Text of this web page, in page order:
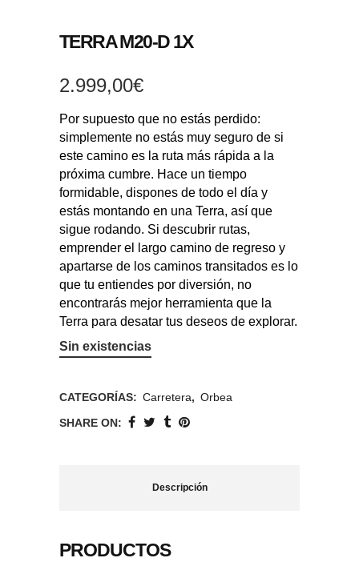
TERRA M20-D 1X
2.999,00€
Por supuesto que no estás perdido:
simplemente no estás muy seguro de si
este camino es la ruta más rápida a la
próxima cumbre. Hace un tiempo
formidable, dispones de todo el día y
estás montando en una Terra, así que
sigue rodando. Si descubrir rutas,
emprender el largo camino de regreso y
apartarse de los caminos transitados es lo
que tu entiendes por diversión, no
encontrarás mejor herramienta que la
Terra para desatar tus deseos de explorar.
Sin existencias
CATEGORÍAS: Carretera, Orbea
SHARE ON:
Descripción
PRODUCTOS